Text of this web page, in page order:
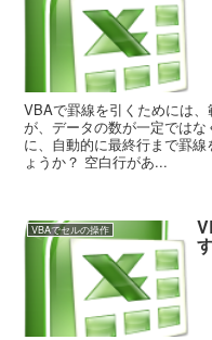
VBAで罫線を引くためには
が、データの数が一定では
に、自動的に最終行まで罫
ょうか？ 空白行があ...
VBAでセルの操作